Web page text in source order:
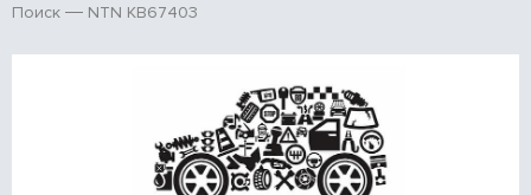
Поиск NTN KB67403